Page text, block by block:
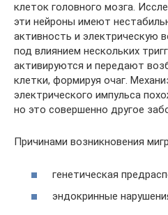
клеток головного мозга.
эти нейроны имеют
активность и электрическую
под влиянием нескольких
активируются и передают
клетки, формируя очаг.
электрического импульса
но это совершенно другое
Причинами возникновения
генетическая
эндокринные